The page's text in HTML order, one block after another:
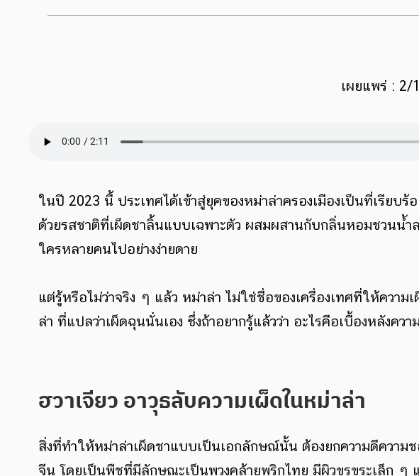
เผยแพร่ : 2/
ในปี 2023 นี้ ประเทศได้เข้าสู่ยุคของหม่าล่าครองเมืองเป็นที่เรียบ
ด้วยรสชาติที่เผ็ดชาลิ้นแบบเฉพาะตัว ผสมผสานกับกลิ่นหอมชวนน้
ใครหลายคนไปอย่างง่ายดาย
แต่รู้หรือไม่ว่าจริง ๆ แล้ว หม่าล่า ไม่ใช่ชื่อของเครื่องเทศที่ให้ควา
ล่า ที่แปลว่าเผ็ดฉุนนั่นเอง ซึ่งถ้าอยากรู้แล้วว่า อะไรคือเบื้องหลังคว
ฮวาเจียว อาวุธลับความเผ็ดในหม่าล่า
สิ่งที่ทำให้หม่าล่าเผ็ดชาแบบเป็นเอกลักษณ์นั้น ต้องยกความดีควา
จีน โดยเป็นพืชที่มีลักษณะเป็นพวงคล้ายพริกไทย มีผิวขรุขระเล็ก